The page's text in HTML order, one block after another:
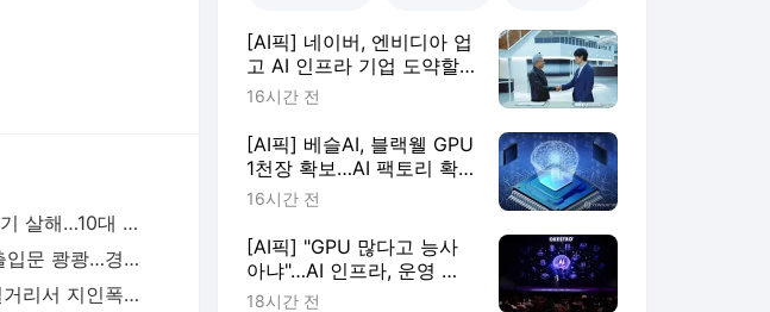
집에서 말다툼 중 어머니 흉기 살해…10대 아들 체포 | 연합뉴스
골프채로 합정동 YG 사옥 출입문 쾅쾅…경찰, 20대 여성 체포 | 연합뉴스
얼마나 심하게 때렸길래…길거리서 지인폭행 50대 살인미수 혐의 | 연합뉴스
[AI픽] 네이버, 엔비디아 업
고 AI 인프라 기업 도약할
까
16시간 전
[AI픽] 베슬AI, 블랙웰 GPU
1천장 확보…AI 팩토리 확
장
16시간 전
[AI픽] "GPU 많다고 능사
아냐"…AI 인프라, 운영 효
율이 판가름
18시간 전